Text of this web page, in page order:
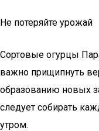
Не потеряйте урожай
Сортовые огурцы
важно прищипнуть
образованию новых
следует собирать
утром.